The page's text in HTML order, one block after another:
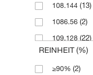
100 mg(364)
1000 g(6)
100 g(2)
(1)
1 g(1)
108.144 (13)
1086.56 (2)
109.128 (22)
109.13 (37)
109.132(2)
REINHEIT (%)
≥90% (2)